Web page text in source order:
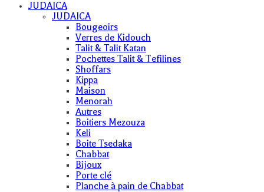
JUDAICA
JUDAICA
Bougeoirs
Verres de Kidouch
Talit & Talit Katan
Pochettes Talit & Tefilines
Shoffars
Kippa
Maison
Menorah
Autres
Boitiers Mezouza
Keli
Boite Tsedaka
Chabbat
Bijoux
Porte clé
Planche à pain de Chabbat